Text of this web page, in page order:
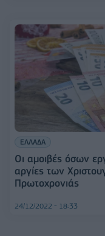
ΕΛΛΑΔΑ
Οι αμοιβές όσων
αργίες των
Πρωτοχρονιάς
24/12/2022 - 18:33